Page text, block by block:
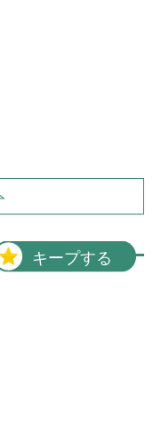
21件
キープする